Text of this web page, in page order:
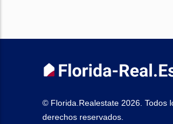
© Florida.Realestate 2026. Todos
derechos reservados.